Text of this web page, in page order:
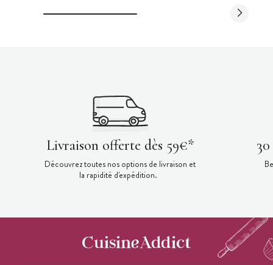
Livraison offerte dès 59€*
Découvrez toutes nos options de livraison et
la rapidité d'expédition.